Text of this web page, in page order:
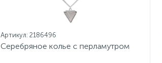
Артикул: 2186496
Серебряное колье с перламутром